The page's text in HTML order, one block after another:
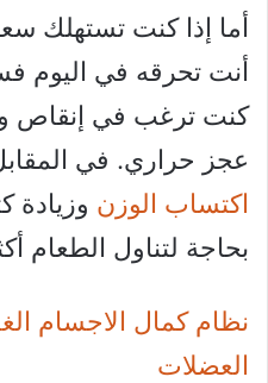
أما إذا كنت تستهلك
أنت تحرقه في اليوم
كنت ترغب في إنقاص
عجز حراري. في
اكتساب الوزن وزيادة
بحاجة لتناول
نظام كمال الاجسام
العضلات